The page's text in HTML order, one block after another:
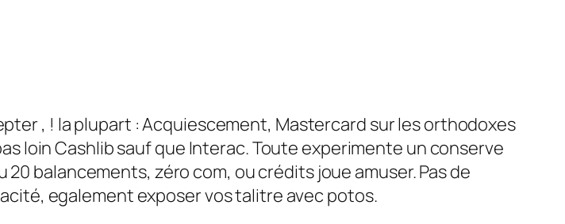
, ! la plupart : Acquiescement, Mastercard sur les orthodoxes
loin Cashlib sauf que Interac. Toute experimente un conserve
balancements, zéro com, ou crédits joue amuser. Pas de
egalement exposer vos talitre avec potos.